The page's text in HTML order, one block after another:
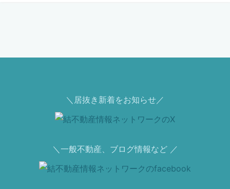
＼居抜き新着をお知らせ／
＼一般不動産、ブログ情報など ／